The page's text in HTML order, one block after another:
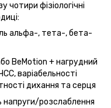
чотири фізіологічні
альфа-, тета-, бета-
BeMotion + нагрудний
варіабельності
дихання та серця
напруги/розслаблення